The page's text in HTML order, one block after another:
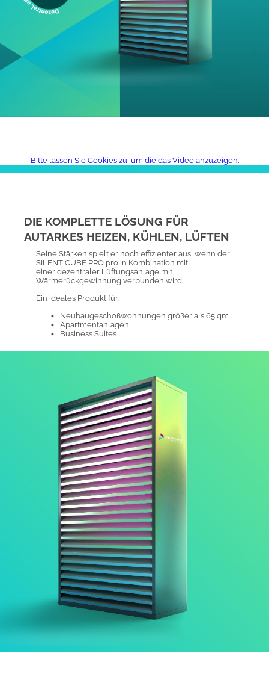
Bitte lassen Sie Cookies zu, um die das Video anzuzeigen.
DIE KOMPLETTE LÖSUNG FÜR
AUTARKES HEIZEN, KÜHLEN, LÜFTEN
Seine Stärken spielt er noch effizienter aus, wenn der
SILENT CUBE PRO pro in Kombination mit
einer dezentraler Lüftungsanlage mit
Wärmerückgewinnung verbunden wird.
Ein ideales Produkt für:
Neubaugeschoßwohnungen größer als 65 qm
Apartmentanlagen
Business Suites